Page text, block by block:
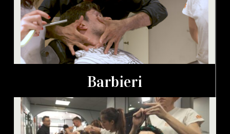
Barbieri